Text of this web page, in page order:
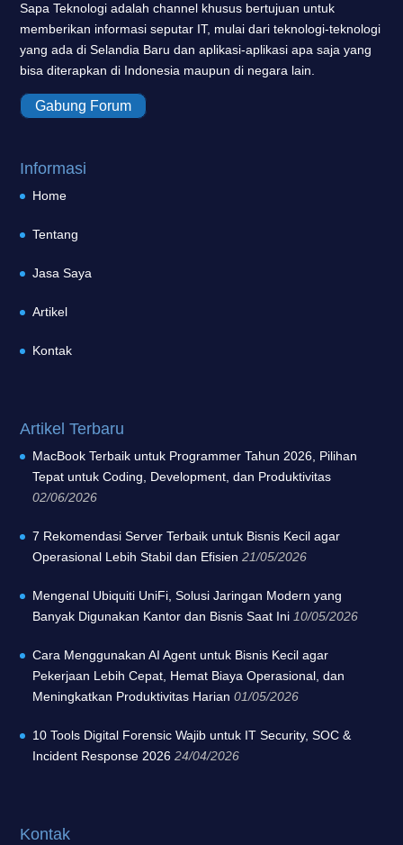
Sapa Teknologi adalah channel khusus bertujuan untuk
memberikan informasi seputar IT, mulai dari teknologi-teknologi
yang ada di Selandia Baru dan aplikasi-aplikasi apa saja yang
bisa diterapkan di Indonesia maupun di negara lain.
Gabung Forum
Informasi
Home
Tentang
Jasa Saya
Artikel
Kontak
Artikel Terbaru
MacBook Terbaik untuk Programmer Tahun 2026, Pilihan
Tepat untuk Coding, Development, dan Produktivitas
02/06/2026
7 Rekomendasi Server Terbaik untuk Bisnis Kecil agar
Operasional Lebih Stabil dan Efisien 21/05/2026
Mengenal Ubiquiti UniFi, Solusi Jaringan Modern yang
Banyak Digunakan Kantor dan Bisnis Saat Ini 10/05/2026
Cara Menggunakan AI Agent untuk Bisnis Kecil agar
Pekerjaan Lebih Cepat, Hemat Biaya Operasional, dan
Meningkatkan Produktivitas Harian 01/05/2026
10 Tools Digital Forensic Wajib untuk IT Security, SOC &
Incident Response 2026 24/04/2026
Kontak